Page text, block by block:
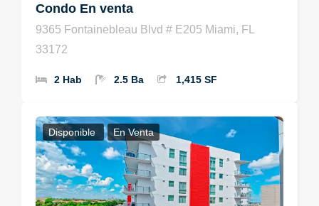
Condo En venta
9365 Fontainebleau Blvd # E205 Miami, FL
33172
2 Hab 2.5 Ba 1,415 SF
Disponible En Venta